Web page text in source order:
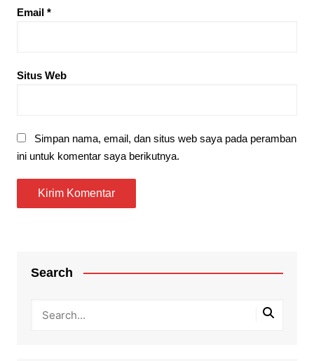
Email *
Situs Web
Simpan nama, email, dan situs web saya pada peramban
ini untuk komentar saya berikutnya.
Search